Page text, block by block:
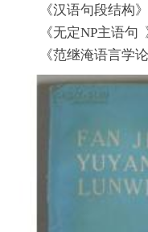
《汉语句段结构
《无定NP主语句
《范继淹语言学